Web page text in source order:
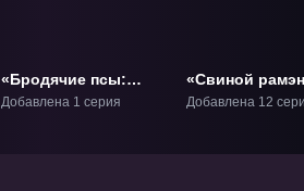
«Бродячие псы:
Путешествие в
Добавлена 1 серия
«Свиной
Хакаты» ТВ-1
Добавлена 12